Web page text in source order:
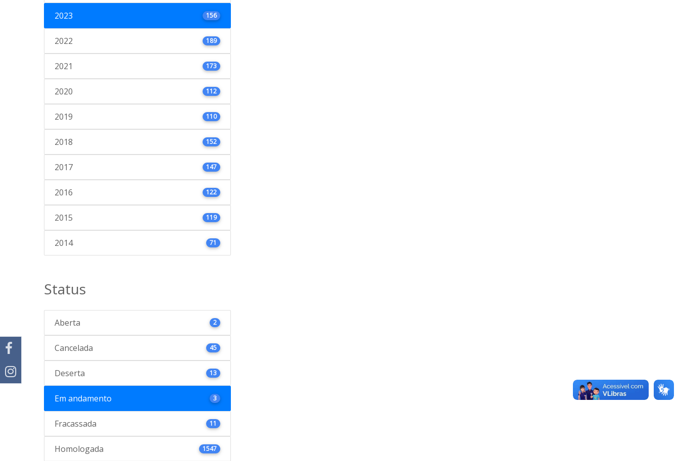
2023 156
2022 189
2021 173
2020 112
2019 110
2018 152
2017 147
2016 122
2015 119
2014 71
Status
Aberta 2
Cancelada 45
Deserta 13
Em andamento 3
Fracassada 11
Homologada 1547